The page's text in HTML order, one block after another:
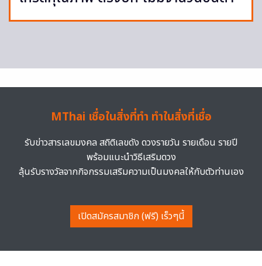
MThai เชื่อในสิ่งที่ทำ ทำในสิ่งที่เชื่อ
รับข่าวสารเลขมงคล สถิติเลขดัง ดวงรายวัน รายเดือน รายปี
พร้อมแนะนำวิธีเสริมดวง
ลุ้นรับรางวัลจากกิจกรรมเสริมความเป็นมงคลให้กับตัวท่านเอง
เปิดสมัครสมาชิก (ฟรี) เร็วๆนี้